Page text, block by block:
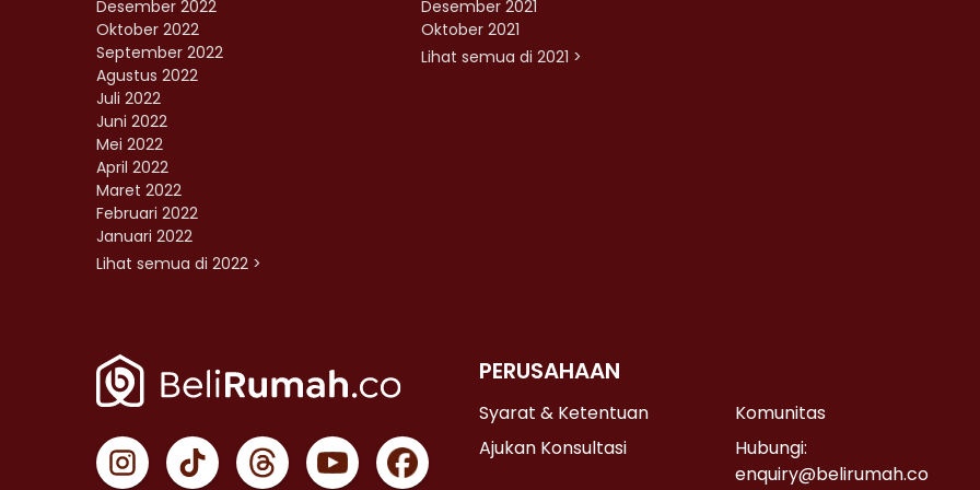
Desember 2022
Oktober 2022
September 2022
Agustus 2022
Juli 2022
Juni 2022
Mei 2022
April 2022
Maret 2022
Februari 2022
Januari 2022
Lihat semua di 2022 >
Desember 2021
Oktober 2021
Lihat semua di 2021 >
PERUSAHAAN
Syarat & Ketentuan
Komunitas
Ajukan Konsultasi
Hubungi:
enquiry@belirumah.co